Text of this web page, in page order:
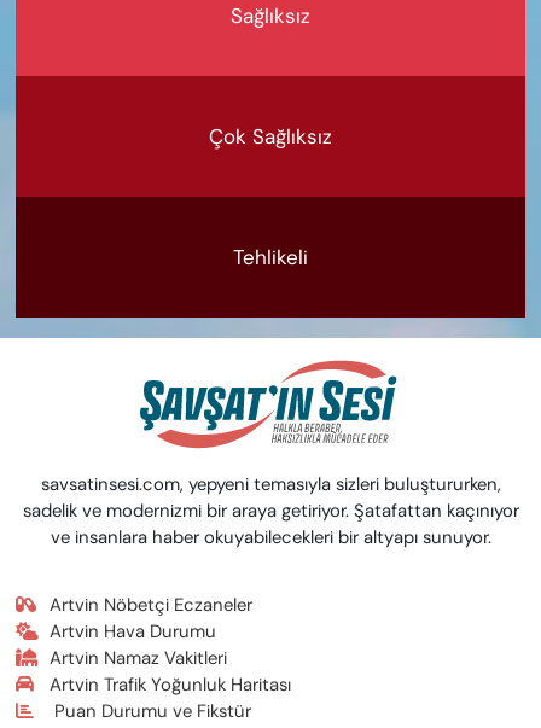
Sağlıksız
Çok Sağlıksız
Tehlikeli
savsatinsesi.com, yepyeni temasıyla sizleri buluştururken,
sadelik ve modernizmi bir araya getiriyor. Şatafattan kaçınıyor
ve insanlara haber okuyabilecekleri bir altyapı sunuyor.
Artvin Nöbetçi Eczaneler
Artvin Hava Durumu
Artvin Namaz Vakitleri
Artvin Trafik Yoğunluk Haritası
Puan Durumu ve Fikstür